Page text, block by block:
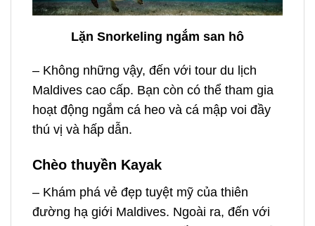
Lặn Snorkeling ngắm san hô
– Không những vậy, đến với tour du lịch
Maldives cao cấp. Bạn còn có thể tham gia
hoạt động ngắm cá heo và cá mập voi đầy
thú vị và hấp dẫn.
Chèo thuyền Kayak
– Khám phá vẻ đẹp tuyệt mỹ của thiên
đường hạ giới Maldives. Ngoài ra, đến với